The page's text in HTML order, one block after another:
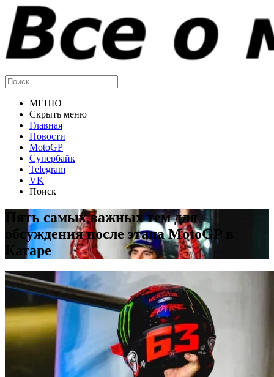
МЕНЮ
Скрыть меню
Главная
Новости
MotoGP
Супербайк
Telegram
VK
Поиск
Пять самых важных тем для
обсуждения после этапа MotoGP в
Катаре